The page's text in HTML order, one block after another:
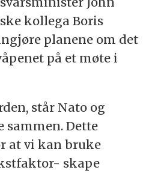
kollega Boris
planene om det
på et møte i
står Nato og
sammen. Dette
at vi kan bruke
skape